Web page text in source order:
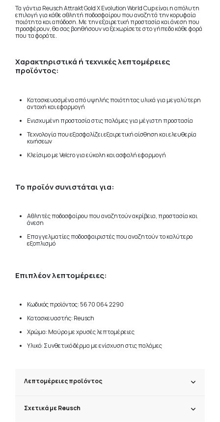
Τα γάντια Reusch Attrakt Gold X Evolution World Cup είναι η απόλυτη
επιλογή για κάθε αθλητή ποδοσφαίρου που αναζητά την κορυφαία
ποιότητα και απόδοση. Με την εξαιρετική προστασία και άνεση που
προσφέρουν, θα σας βοηθήσουν να ξεχωρίσετε στο γήπεδο κάθε φορά
που τα φοράτε.
Χαρακτηριστικά ή τεχνικές λεπτομέρειες
προϊόντος:
Κατασκευασμένα από υψηλής ποιότητας υλικά για μεγαλύτερη
αντοχή και εφαρμογή
Ενισχυμένη προστασία στις παλάμες για μέγιστη προστασία
Τεχνολογία που εξασφαλίζει εξαιρετική αίσθηση και ελευθερία
κινήσεων
Κλείσιμο με Velcro για εύκολη και ασφαλή εφαρμογή
Το προϊόν συνιστάται για:
Αθλητές ποδοσφαίρου που αναζητούν ακρίβεια, προστασία και
άνεση
Επαγγελματίες ποδοσφαιριστές που αναζητούν το καλύτερο
εξοπλισμό
Επιπλέον λεπτομέρειες:
Κωδικός προϊόντος: 56 70 064 2290
Κατασκευαστής: Reusch
Χρώμα: Μαύρο με χρυσές λεπτομέρειες
Υλικό: Συνθετικό δέρμα με ενίσχυση στις παλάμες
Λεπτομέρειες προϊόντος
Σχετικά με Reusch